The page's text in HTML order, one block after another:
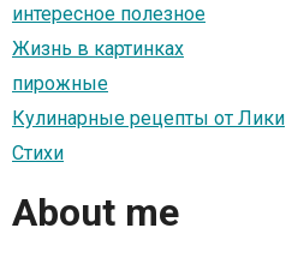
интересное полезноe
Жизнь в картинках
пирожные
Кулинарные рецепты от Лики
Стихи
About me